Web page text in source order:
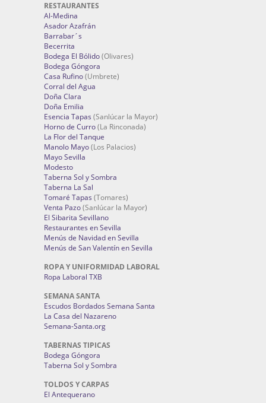
RESTAURANTES
Al-Medina
Asador Azafrán
Barrabar´s
Becerrita
Bodega El Bólido(Olivares)
Bodega Góngora
Casa Rufino(Umbrete)
Corral del Agua
Doña Clara
Doña Emilia
Esencia Tapas (Sanlúcar la Mayor)
Horno de Curro(La Rinconada)
La Flor del Tanque
Manolo Mayo(Los Palacios)
Mayo Sevilla
Modesto
Taberna Sol y Sombra
Taberna La Sal
Tomaré Tapas (Tomares)
Venta Pazo(Sanlúcar la Mayor)
El Sibarita Sevillano
Restaurantes en Sevilla
Menús de Navidad en Sevilla
Menús de San Valentín en Sevilla
ROPA Y UNIFORMIDAD LABORAL
Ropa Laboral TXB
SEMANA SANTA
Escudos Bordados Semana Santa
La Casa del Nazareno
Semana-Santa.org
TABERNAS TIPICAS
Bodega Góngora
Taberna Sol y Sombra
TOLDOS Y CARPAS
El Antequerano